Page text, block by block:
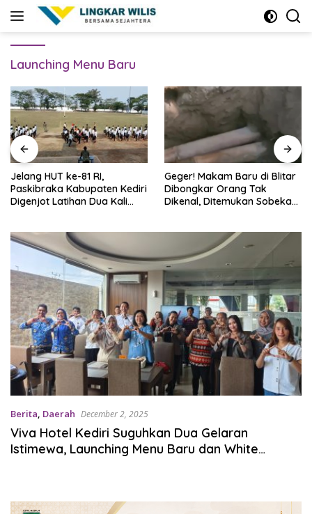
Launching Menu Baru
Jelang HUT ke-81 RI,
Paskibraka Kabupaten Kediri
Digenjot Latihan Dua Kali
Geger! Makam Baru di Blitar
Dibongkar Orang Tak
Dikenal, Ditemukan Sobekan
Berita, Daerah December 2, 2025
Viva Hotel Kediri Suguhkan Dua Gelaran
Istimewa, Launching Menu Baru dan White